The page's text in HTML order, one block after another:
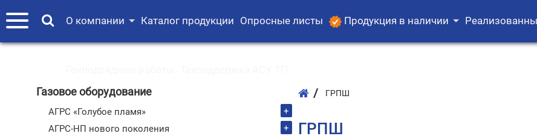
О компании Каталог продукции Опросные листы Продукция в наличии
Газовое оборудование
АГРС «Голубое пламя»
+
АГРС-НП нового поколения
+
ГРПШ
ГРПШ